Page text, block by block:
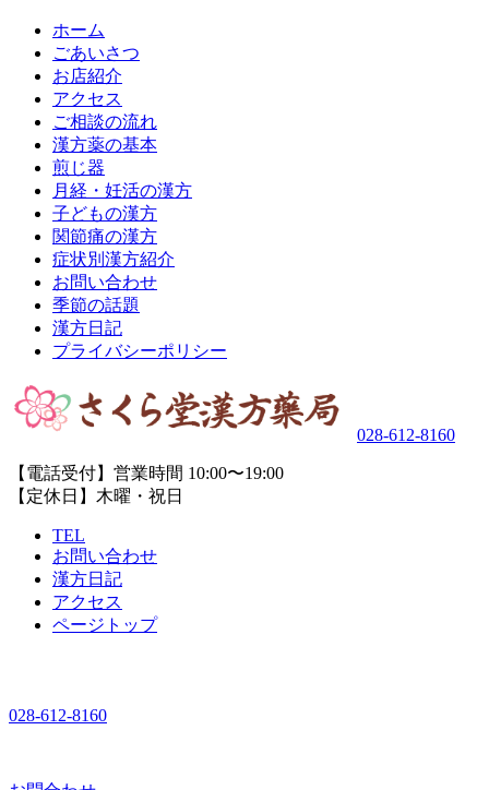
ホーム
ごあいさつ
お店紹介
アクセス
ご相談の流れ
漢方薬の基本
煎じ器
月経・妊活の漢方
子どもの漢方
関節痛の漢方
症状別漢方紹介
お問い合わせ
季節の話題
漢方日記
プライバシーポリシー
028-612-8160
【電話受付】営業時間 10:00〜19:00
【定休日】木曜・祝日
TEL
お問い合わせ
漢方日記
アクセス
ページトップ
028-612-8160